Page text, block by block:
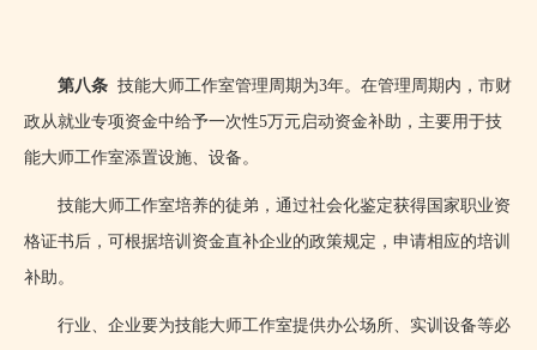
第八条 技能大师工作室管理周期为3年。在管理周期内，市财
政从就业专项资金中给予一次性5万元启动资金补助，主要用于技
能大师工作室添置设施、设备。
技能大师工作室培养的徒弟，通过社会化鉴定获得国家职业资
格证书后，可根据培训资金直补企业的政策规定，申请相应的培训
补助。
行业、企业要为技能大师工作室提供办公场所、实训设备等必